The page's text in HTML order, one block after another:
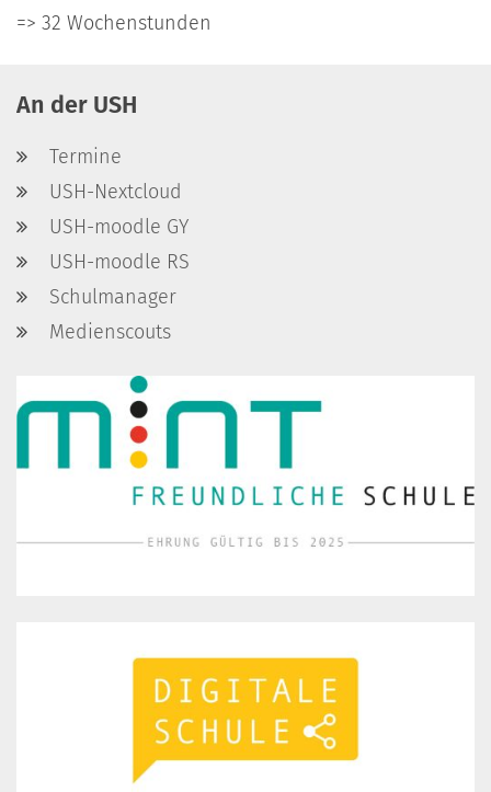
=> 32 Wochenstunden
An der USH
Termine
USH-Nextcloud
USH-moodle GY
USH-moodle RS
Schulmanager
Medienscouts